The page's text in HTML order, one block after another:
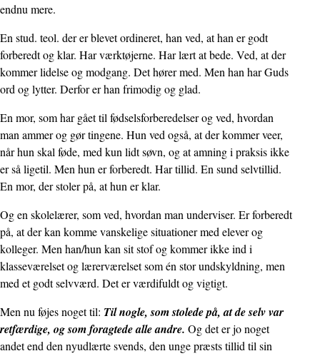
endnu mere.
En stud. teol. der er blevet ordineret, han ved, at han er godt
forberedt og klar. Har værktøjerne. Har lært at bede. Ved, at der
kommer lidelse og modgang. Det hører med. Men han har Guds
ord og lytter. Derfor er han frimodig og glad.
En mor, som har gået til fødselsforberedelser og ved, hvordan
man ammer og gør tingene. Hun ved også, at der kommer veer,
når hun skal føde, med kun lidt søvn, og at amning i praksis ikke
er så ligetil. Men hun er forberedt. Har tillid. En sund selvtillid.
En mor, der stoler på, at hun er klar.
Og en skolelærer, som ved, hvordan man underviser. Er forberedt
på, at der kan komme vanskelige situationer med elever og
kolleger. Men han/hun kan sit stof og kommer ikke ind i
klasseværelset og lærerværelset som én stor undskyldning, men
med et godt selvværd. Det er værdifuldt og vigtigt.
Men nu føjes noget til: Til nogle, som stolede på, at de selv var
retfærdige, og som foragtede alle andre. Og det er jo noget
andet end den nyudlærte svends, den unge præsts tillid til sin